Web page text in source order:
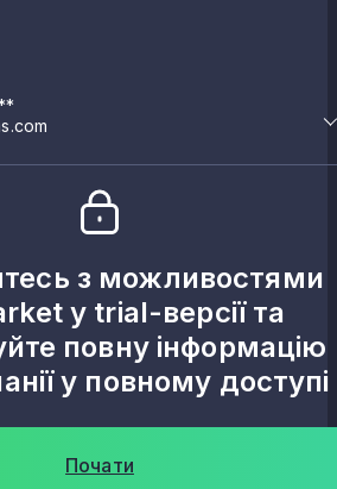
з можливостями
у trial-версії та
повну інформацію
у повному доступі
Почати